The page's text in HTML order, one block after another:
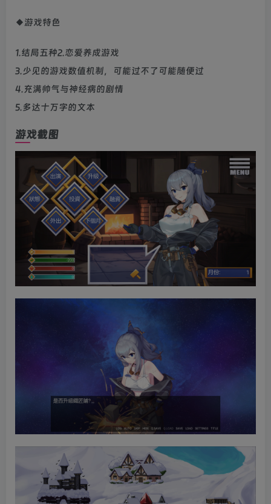
◆游戏特色
1.结局五种2.恋爱养成游戏
3.少见的游戏数值机制，可能过不了可能随便过
4.充满帅气与神经病的剧情
5.多达十万字的文本
游戏截图